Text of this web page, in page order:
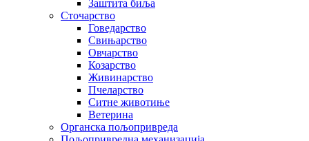
Заштита биља
Сточарство
Говедарство
Свињарство
Овчарство
Козарство
Живинарство
Пчеларство
Ситне животиње
Ветерина
Органска пољопривреда